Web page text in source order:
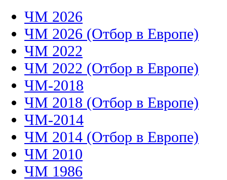
ЧМ 2026
ЧМ 2026 (Отбор в Европе)
ЧМ 2022
ЧМ 2022 (Отбор в Европе)
ЧМ-2018
ЧМ 2018 (Отбор в Европе)
ЧМ-2014
ЧМ 2014 (Отбор в Европе)
ЧМ 2010
ЧМ 1986